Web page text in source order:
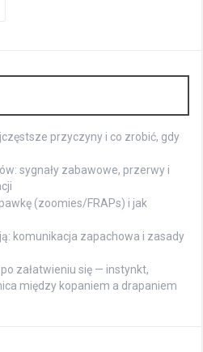
przyczyny i co zrobić, gdy
sygnały zabawowe, przerwy i
(zoomies/FRAPs) i jak
komunikacja zapachowa i zasady
załatwieniu się — instynkt,
między kopaniem a drapaniem